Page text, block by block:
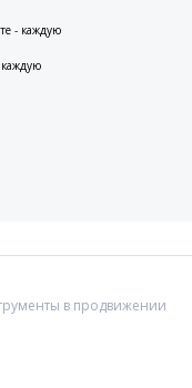
- каждую
каждую
в продвижении